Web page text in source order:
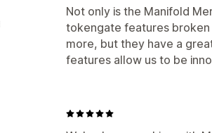
Not only is the Manifold
tokengate features
more, but they have a
features allow us to be